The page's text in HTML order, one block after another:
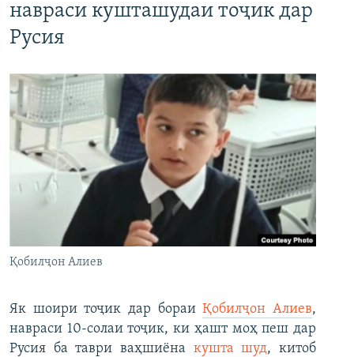
навраси кушташудаи тоҷик дар
Русия
Қобилҷон Алиев
Як шоири тоҷик дар бораиҚобилҷон Алиев,
навраси 10-солаи тоҷик, ки ҳашт моҳ пеш дар
Русия ба таври ваҳшиёна кушта шуд, китоб